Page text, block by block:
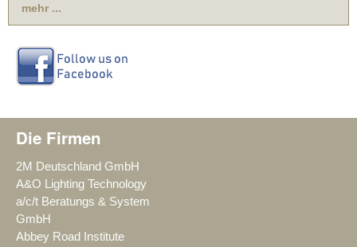
mehr ...
Die Firmen
2M Deutschland GmbH
A&O Lighting Technology
a/c/t Beratungs & System
GmbH
Abbey Road Institute